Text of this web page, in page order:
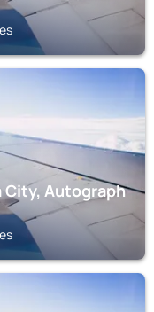
City, Autograph